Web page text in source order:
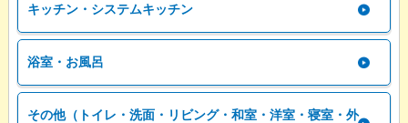
キッチン・システムキッチン
浴室・お風呂
その他（トイレ・洗面・リビング・和室・洋室・寝室・外